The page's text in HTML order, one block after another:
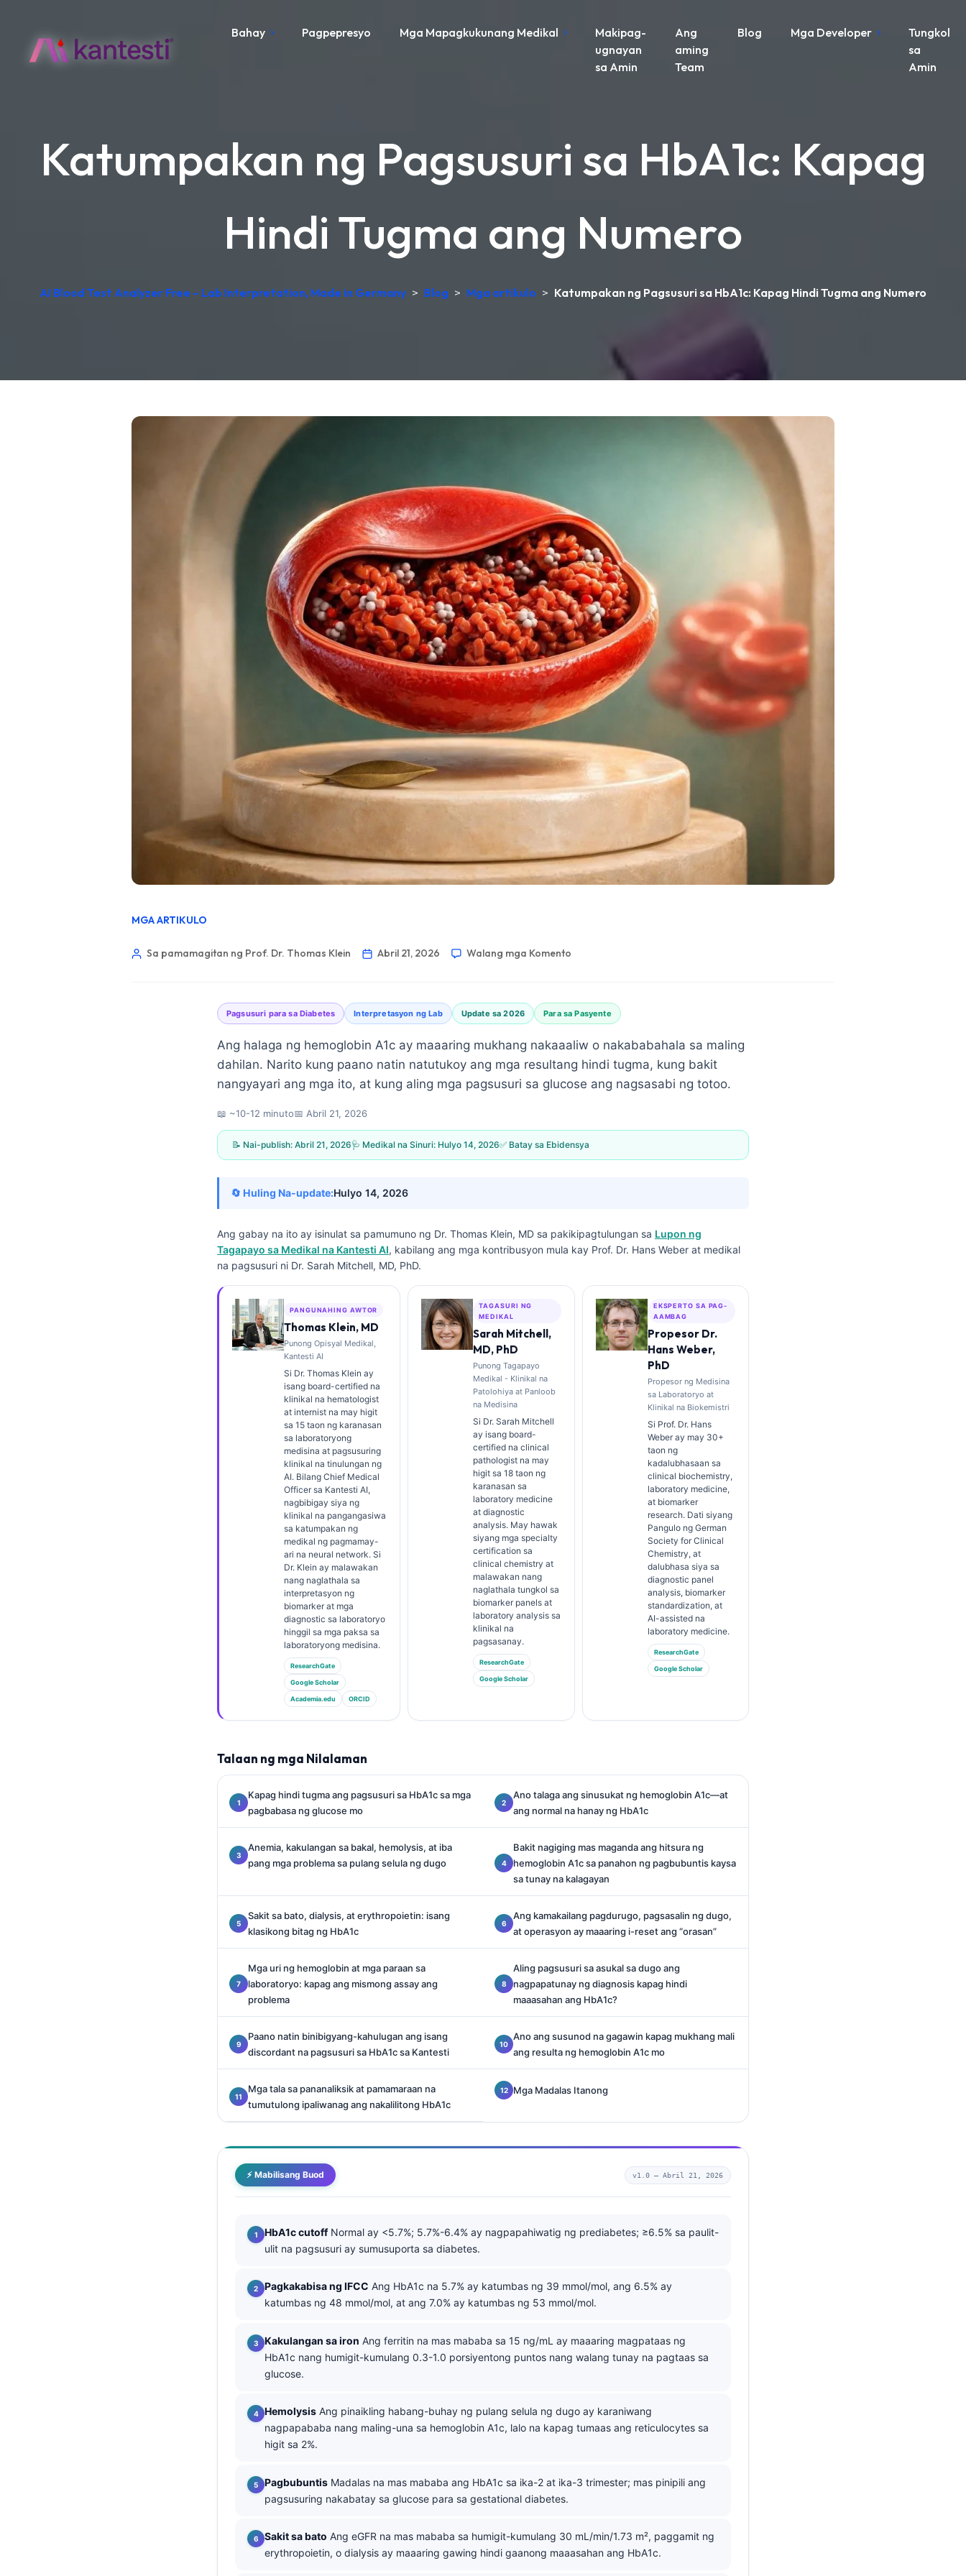
Bahay Pagpepresyo Mga Mapagkukunang Medikal
Makipag-
ugnayan
sa Amin
Ang
aming
Team
Blog Mga Developer
Tungkol
sa
Amin
Katumpakan ng Pagsusuri sa HbA1c: Kapag
Hindi Tugma ang Numero
AI Blood Test Analyzer Free – Lab Interpretation, Made in Germany > Blog > Mga artikulo > Katumpakan ng Pagsusuri sa HbA1c: Kapag Hindi Tugma ang Numero
MGA ARTIKULO
Sa pamamagitan ng Prof. Dr. Thomas Klein Abril 21, 2026 Walang mga Komento
Pagsusuri para sa Diabetes Interpretasyon ng Lab Update sa 2026 Para sa Pasyente
Ang halaga ng hemoglobin A1c ay maaaring mukhang nakaaaliw o nakababahala sa maling
dahilan. Narito kung paano natin natutukoy ang mga resultang hindi tugma, kung bakit
nangyayari ang mga ito, at kung aling mga pagsusuri sa glucose ang nagsasabi ng totoo.
📖 ~10-12 minuto📅 Abril 21, 2026
📝 Nai-publish: Abril 21, 2026🩺 Medikal na Sinuri: Hulyo 14, 2026✅ Batay sa Ebidensya
🔄 Huling Na-update:Hulyo 14, 2026
Ang gabay na ito ay isinulat sa pamumuno ng Dr. Thomas Klein, MD sa pakikipagtulungan sa Lupon ng
Tagapayo sa Medikal na Kantesti AI, kabilang ang mga kontribusyon mula kay Prof. Dr. Hans Weber at medikal
na pagsusuri ni Dr. Sarah Mitchell, MD, PhD.
PANGUNAHING AWTOR
Thomas Klein, MD
Punong Opisyal Medikal,
Kantesti AI
Si Dr. Thomas Klein ay
isang board-certified na
klinikal na hematologist
at internist na may higit
sa 15 taon ng karanasan
sa laboratoryong
medisina at pagsusuring
klinikal na tinulungan ng
AI. Bilang Chief Medical
Officer sa Kantesti AI,
nagbibigay siya ng
klinikal na pangangasiwa
sa katumpakan ng
medikal ng pagmamay-
ari na neural network. Si
Dr. Klein ay malawakan
nang naglathala sa
interpretasyon ng
biomarker at mga
diagnostic sa laboratoryo
hinggil sa mga paksa sa
laboratoryong medisina.
ResearchGate
Google Scholar
Academia.edu ORCID
TAGASURI NG
MEDIKAL
Sarah Mitchell,
MD, PhD
Punong Tagapayo
Medikal - Klinikal na
Patolohiya at Panloob
na Medisina
Si Dr. Sarah Mitchell
ay isang board-
certified na clinical
pathologist na may
higit sa 18 taon ng
karanasan sa
laboratory medicine
at diagnostic
analysis. May hawak
siyang mga specialty
certification sa
clinical chemistry at
malawakan nang
naglathala tungkol sa
biomarker panels at
laboratory analysis sa
klinikal na
pagsasanay.
ResearchGate
Google Scholar
EKSPERTO SA PAG-
AAMBAG
Propesor Dr.
Hans Weber,
PhD
Propesor ng Medisina
sa Laboratoryo at
Klinikal na Biokemistri
Si Prof. Dr. Hans
Weber ay may 30+
taon ng
kadalubhasaan sa
clinical biochemistry,
laboratory medicine,
at biomarker
research. Dati siyang
Pangulo ng German
Society for Clinical
Chemistry, at
dalubhasa siya sa
diagnostic panel
analysis, biomarker
standardization, at
AI-assisted na
laboratory medicine.
ResearchGate
Google Scholar
Talaan ng mga Nilalaman
Kapag hindi tugma ang pagsusuri sa HbA1c sa mga
pagbabasa ng glucose mo
Ano talaga ang sinusukat ng hemoglobin A1c—at
ang normal na hanay ng HbA1c
Anemia, kakulangan sa bakal, hemolysis, at iba
pang mga problema sa pulang selula ng dugo
Bakit nagiging mas maganda ang hitsura ng
hemoglobin A1c sa panahon ng pagbubuntis kaysa
sa tunay na kalagayan
Sakit sa bato, dialysis, at erythropoietin: isang
klasikong bitag ng HbA1c
Ang kamakailang pagdurugo, pagsasalin ng dugo,
at operasyon ay maaaring i-reset ang “orasan”
Mga uri ng hemoglobin at mga paraan sa
laboratoryo: kapag ang mismong assay ang
problema
Aling pagsusuri sa asukal sa dugo ang
nagpapatunay ng diagnosis kapag hindi
maaasahan ang HbA1c?
Paano natin binibigyang-kahulugan ang isang
discordant na pagsusuri sa HbA1c sa Kantesti
Ano ang susunod na gagawin kapag mukhang mali
ang resulta ng hemoglobin A1c mo
Mga tala sa pananaliksik at pamamaraan na
tumutulong ipaliwanag ang nakalilitong HbA1c
Mga Madalas Itanong
⚡ Mabilisang Buod v1.0 — Abril 21, 2026
HbA1c cutoffNormal ay <5.7%; 5.7%-6.4% ay nagpapahiwatig ng prediabetes; ≥6.5% sa paulit-
ulit na pagsusuri ay sumusuporta sa diabetes.
Pagkakabisa ng IFCC Ang HbA1c na 5.7% ay katumbas ng 39 mmol/mol, ang 6.5% ay
katumbas ng 48 mmol/mol, at ang 7.0% ay katumbas ng 53 mmol/mol.
Kakulangan sa iron Ang ferritin na mas mababa sa 15 ng/mL ay maaaring magpataas ng
HbA1c nang humigit-kumulang 0.3-1.0 porsiyentong puntos nang walang tunay na pagtaas sa
glucose.
Hemolysis Ang pinaikling habang-buhay ng pulang selula ng dugo ay karaniwang
nagpapababa nang maling-una sa hemoglobin A1c, lalo na kapag tumaas ang reticulocytes sa
higit sa 2%.
Pagbubuntis Madalas na mas mababa ang HbA1c sa ika-2 at ika-3 trimester; mas pinipili ang
pagsusuring nakabatay sa glucose para sa gestational diabetes.
Sakit sa bato Ang eGFR na mas mababa sa humigit-kumulang 30 mL/min/1.73 m², paggamit ng
erythropoietin, o dialysis ay maaaring gawing hindi gaanong maaasahan ang HbA1c.